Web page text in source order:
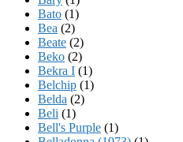
Bato (1)
Bea (2)
Beate (2)
Beko (2)
Bekra I (1)
Belchip (1)
Belda (2)
Beli (1)
Bell's Purple (1)